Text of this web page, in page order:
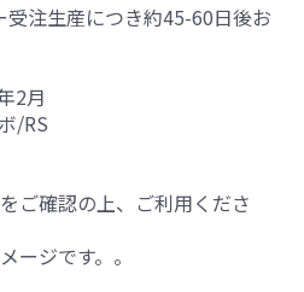
注生産につき約45-60日後お
2月
/RS
ご確認の上、ご利用くださ
ージです。。